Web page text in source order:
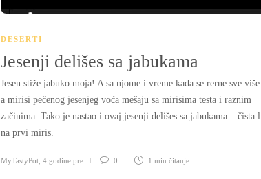
DESERTI
Jesenji delišes sa jabukama
Jesen stiže jabuko moja! A sa njome i vreme kada se rerne sve više
a mirisi pečenog jesenjeg voća mešaju sa mirisima testa i raznim
začinima. Tako je nastao i ovaj jesenji delišes sa jabukama – čista
na prvi miris.
MyTastyPot 4 godine pre 0 1 min čitanje